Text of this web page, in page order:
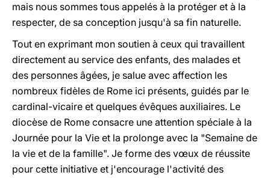
mais nous sommes tous appelés à la protéger et à la
respecter, de sa conception jusqu'à sa fin naturelle.
Tout en exprimant mon soutien à ceux qui travaillent
directement au service des enfants, des malades et
des personnes âgées, je salue avec affection les
nombreux fidèles de Rome ici présents, guidés par le
cardinal-vicaire et quelques évêques auxiliaires. Le
diocèse de Rome consacre une attention spéciale à la
Journée pour la Vie et la prolonge avec la "Semaine de
la vie et de la famille". Je forme des vœux de réussite
pour cette initiative et j'encourage l'activité des